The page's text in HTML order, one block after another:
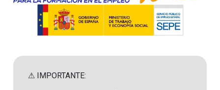
⚠ IMPORTANTE: